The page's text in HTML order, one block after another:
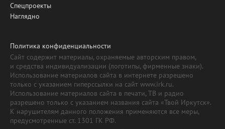
Спецпроекты
Наглядно
Политика конфиденциальности
Сайт содержит материалы, охраняемые авторским правом,
и средства индивидуализации (логотипы, фирменные знаки).
Использование материалов сайта в интернете разрешено
только с указанием гиперссылки на сайт www.irk.ru.
Использование материалов сайта в печати, ТВ и радио
разрешено только с указанием названия сайта «Твой Иркутск».
К нарушителям данного положения применяются все меры,
предусмотренные ст. 1301 ГК РФ.